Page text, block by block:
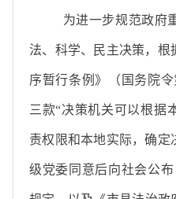
为进一步规范政府
法、科学、民主决策， 根
序暂行条例》（国务院令
三款“决策机关可以根据
责权限和本地实际，确定
级党委同意后向社会公